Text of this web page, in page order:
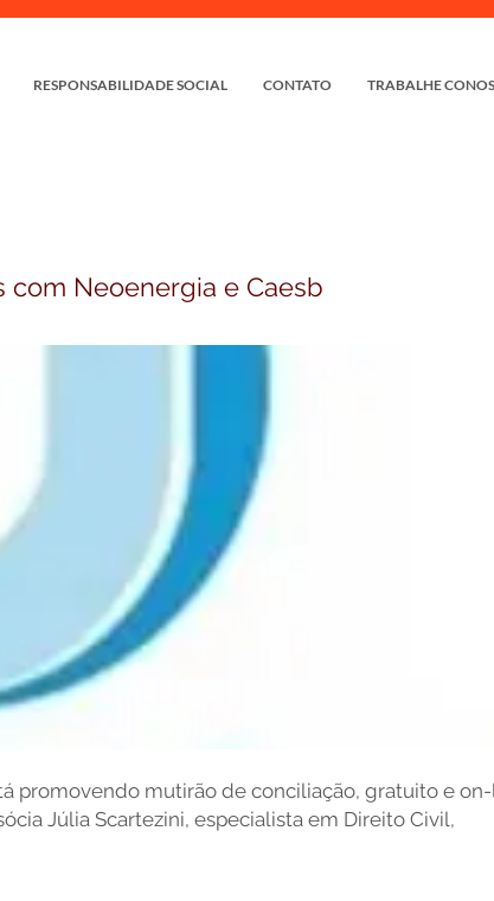
RESPONSABILIDADE SOCIAL CONTATO TRABALHE
com Neoenergia e Caesb
promovendo mutirão de conciliação, gratuito e
Júlia Scartezini, especialista em Direito Civil,